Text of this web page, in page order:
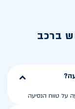
ברכב
על טווח הנסיעה